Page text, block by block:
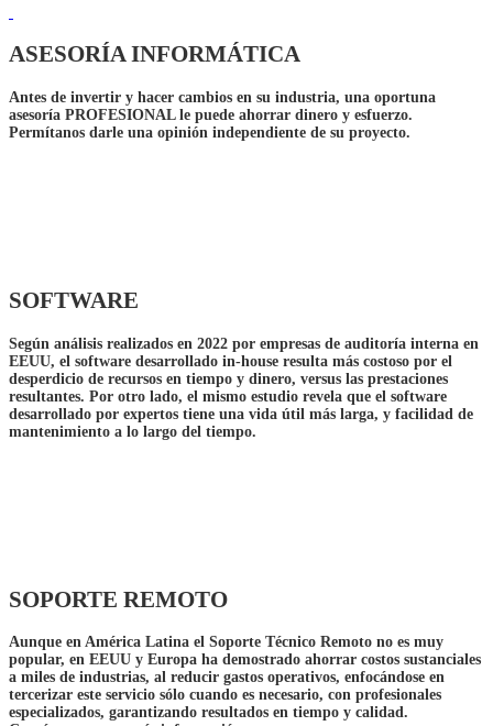
ASESORÍA INFORMÁTICA
Antes de invertir y hacer cambios en su industria, una oportuna
asesoría PROFESIONALle puede ahorrar dinero y esfuerzo.
Permítanos darle una opinión independiente de su proyecto.
SOFTWARE
Según análisis realizados en 2022 por empresas de auditoría interna en
EEUU, el software desarrollado in-house resulta más costoso por el
desperdicio de recursos en tiempo y dinero, versus las prestaciones
resultantes. Por otro lado, el mismo estudio revela que el software
desarrollado por expertos tiene una vida útil más larga, y facilidad de
mantenimiento a lo largo del tiempo.
SOPORTE REMOTO
Aunque en América Latina el Soporte Técnico Remoto no es muy
popular, en EEUU y Europa ha demostrado ahorrar costos sustanciales
a miles de industrias, al reducir gastos operativos, enfocándose en
tercerizar este servicio sólo cuando es necesario, con profesionales
especializados, garantizando resultados en tiempo y calidad.